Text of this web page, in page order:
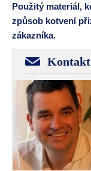
Použitý materiál,
způsob kotvení
zákazníka.
Kontakt